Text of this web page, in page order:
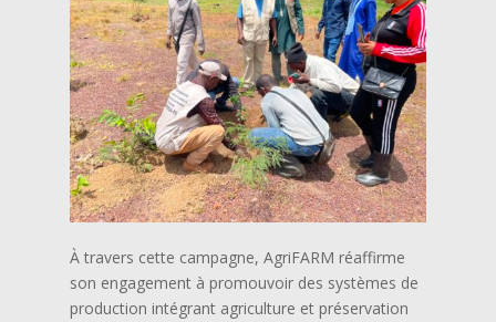
À travers cette campagne, AgriFARM réaffirme
son engagement à promouvoir des systèmes de
production intégrant agriculture et préservation